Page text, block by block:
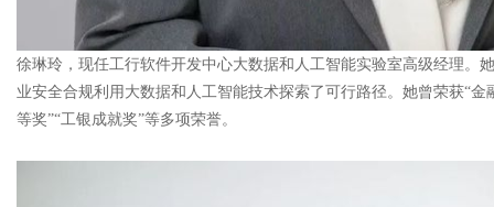
徐琳玲，现任工行软件开发中心大数据和人工智能实验室高级经理。
业安全合规利用大数据和人工智能技术探索了可行路径。她曾荣获“
等奖”“工银成就奖”等多项荣誉。